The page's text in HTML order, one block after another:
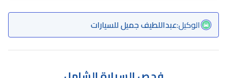
الوكيل:عبداللطيف جميل للسيارات